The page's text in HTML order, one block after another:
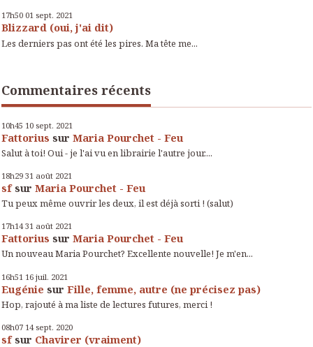
17h50 01 sept. 2021
Blizzard (oui, j'ai dit)
Les derniers pas ont été les pires. Ma tête me...
Commentaires récents
10h45 10 sept. 2021
Fattorius sur Maria Pourchet - Feu
Salut à toi! Oui - je l'ai vu en librairie l'autre jour....
18h29 31 août 2021
sfsur Maria Pourchet - Feu
Tu peux même ouvrir les deux, il est déjà sorti ! (salut)
17h14 31 août 2021
Fattorius sur Maria Pourchet - Feu
Un nouveau Maria Pourchet? Excellente nouvelle! Je m'en...
16h51 16 juil. 2021
Eugénie sur Fille, femme, autre (ne précisez pas)
Hop, rajouté à ma liste de lectures futures, merci !
08h07 14 sept. 2020
sfsur Chavirer (vraiment)